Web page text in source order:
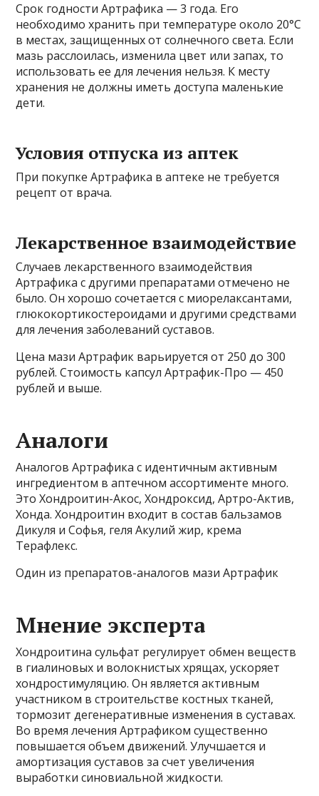
Срок годности Артрафика — 3 года. Его
необходимо хранить при температуре около 20°C
в местах, защищенных от солнечного света. Если
мазь расслоилась, изменила цвет или запах, то
использовать ее для лечения нельзя. К месту
хранения не должны иметь доступа маленькие
дети.
Условия отпуска из аптек
При покупке Артрафика в аптеке не требуется
рецепт от врача.
Лекарственное взаимодействие
Случаев лекарственного взаимодействия
Артрафика с другими препаратами отмечено не
было. Он хорошо сочетается с миорелаксантами,
глюкокортикостероидами и другими средствами
для лечения заболеваний суставов.
Цена мази Артрафик варьируется от 250 до 300
рублей. Стоимость капсул Артрафик-Про — 450
рублей и выше.
Аналоги
Аналогов Артрафика с идентичным активным
ингредиентом в аптечном ассортименте много.
Это Хондроитин-Акос, Хондроксид, Артро-Актив,
Хонда. Хондроитин входит в состав бальзамов
Дикуля и Софья, геля Акулий жир, крема
Терафлекс.
Один из препаратов-аналогов мази Артрафик
Мнение эксперта
Хондроитина сульфат регулирует обмен веществ
в гиалиновых и волокнистых хрящах, ускоряет
хондростимуляцию. Он является активным
участником в строительстве костных тканей,
тормозит дегенеративные изменения в суставах.
Во время лечения Артрафиком существенно
повышается объем движений. Улучшается и
амортизация суставов за счет увеличения
выработки синовиальной жидкости.